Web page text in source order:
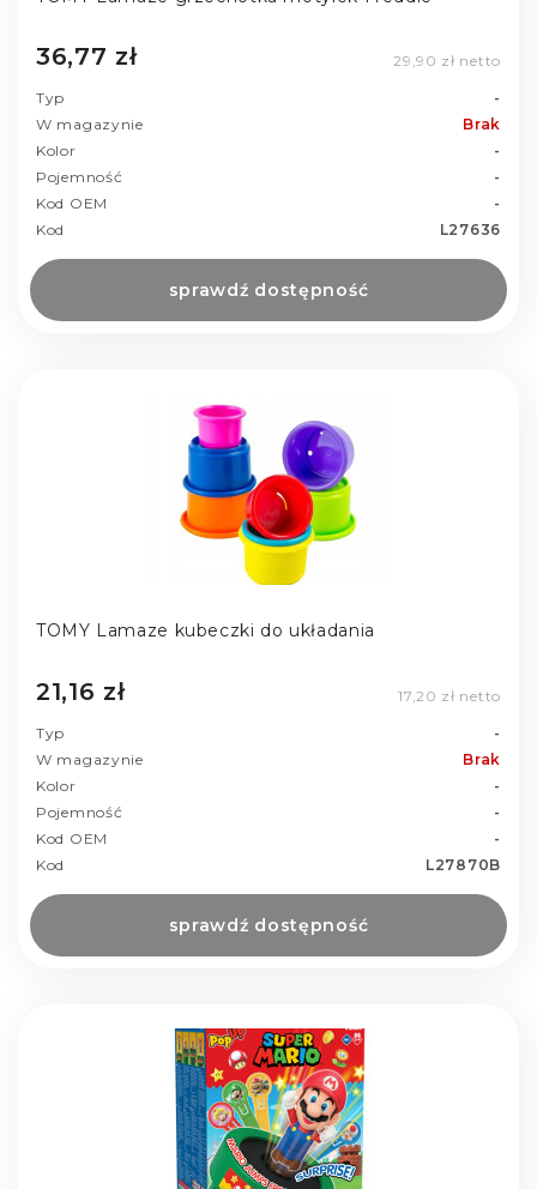
36,77 zł 29,90 zł netto
Typ
-
W magazynie
Brak
Kolor
-
Pojemność
-
Kod OEM
-
Kod
L27636
sprawdź dostępność
TOMY Lamaze kubeczki do układania
21,16 zł 17,20 zł netto
Typ
-
W magazynie
Brak
Kolor
-
Pojemność
-
Kod OEM
-
Kod
L27870B
sprawdź dostępność